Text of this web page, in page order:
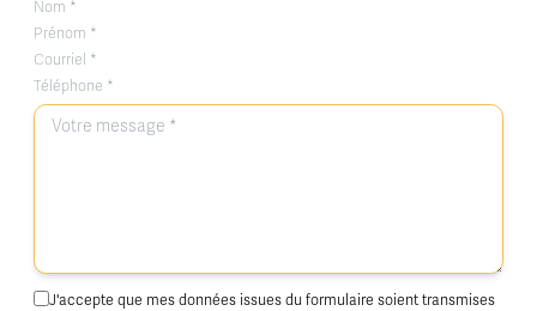
J'accepte que mes données issues du formulaire soient transmises